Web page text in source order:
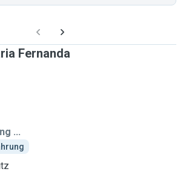
Fernanda
...